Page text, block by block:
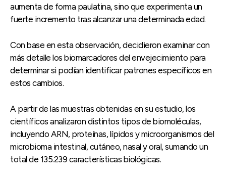
aumenta de forma paulatina, sino que experimenta un
fuerte incremento tras alcanzar una determinada edad.
Con base en esta observación, decidieron examinar con
más detalle los biomarcadores del envejecimiento para
determinar si podían identificar patrones específicos en
estos cambios.
A partir de las muestras obtenidas en su estudio, los
científicos analizaron distintos tipos de biomoléculas,
incluyendo ARN, proteínas, lípidos y microorganismos del
microbioma intestinal, cutáneo, nasal y oral, sumando un
total de 135.239 características biológicas.